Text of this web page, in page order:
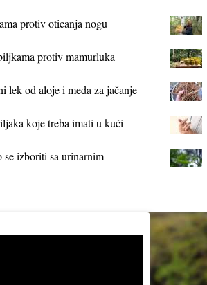
protiv oticanja nogu
protiv mamurluka
lek od aloje i meda za jačanje
koje treba imati u kući
se izboriti sa urinarnim